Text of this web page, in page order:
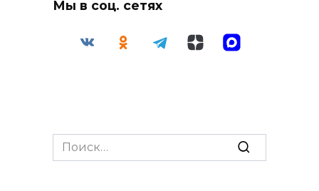
Мы в соц. сетях
Search
for: